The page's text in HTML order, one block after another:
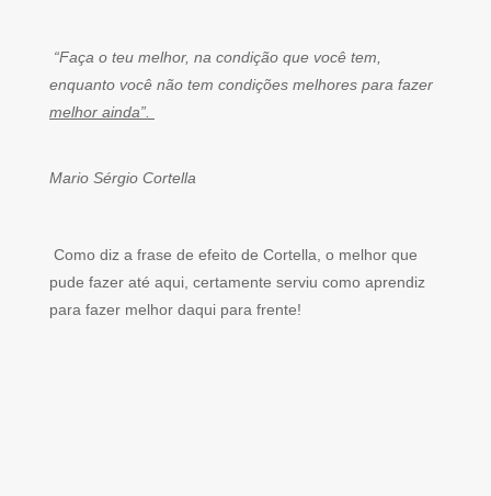
“Faça o teu melhor, na condição que você tem,
enquanto você não tem condições melhores para fazer
melhor ainda”.
Mario Sérgio Cortella
Como diz a frase de efeito de Cortella, o melhor que
pude fazer até aqui, certamente serviu como aprendiz
para fazer melhor daqui para frente!